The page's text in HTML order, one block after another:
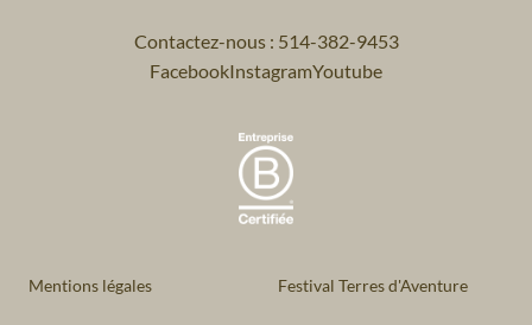
Contactez-nous : 514-382-9453
FacebookInstagramYoutube
Mentions légales Festival Terres d'Aventure